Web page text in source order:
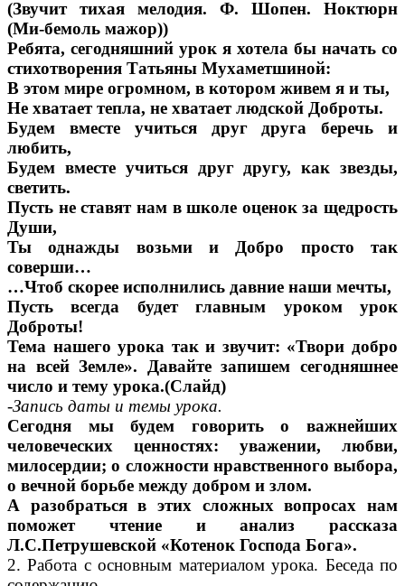
(Звучит тихая мелодия. Ф. Шопен. Ноктюрн
(Ми-бемоль мажор))
Ребята, сегодняшний урок я хотела бы начать со
стихотворения Татьяны Мухаметшиной:
В этом мире огромном, в котором живем я и ты,
Не хватает тепла, не хватает людской Доброты.
Будем вместе учиться друг друга беречь и
любить,
Будем вместе учиться друг другу, как звезды,
светить.
Пусть не ставят нам в школе оценок за щедрость
Души,
Ты однажды возьми и Добро просто так
соверши…
…Чтоб скорее исполнились давние наши мечты,
Пусть всегда будет главным уроком урок
Доброты!
Тема нашего урока так и звучит: «Твори добро
на всей Земле». Давайте запишем сегодняшнее
число и тему урока.(Слайд)
-Запись даты и темы урока.
Сегодня мы будем говорить о важнейших
человеческих ценностях: уважении, любви,
милосердии; о сложности нравственного выбора,
о вечной борьбе между добром и злом.
А разобраться в этих сложных вопросах нам
поможет чтение и анализ рассказа
Л.С.Петрушевской «Котенок Господа Бога».
2. Работа с основным материалом урока. Беседа по